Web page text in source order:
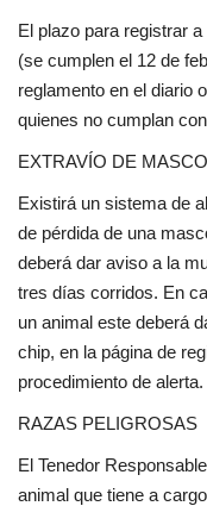
El plazo para registrar
(se cumplen el 12 de
reglamento en el diario
quienes no cumplan
EXTRAVÍO DE
Existirá un sistema de
de pérdida de una
deberá dar aviso a la
tres días corridos. En
un animal este deberá
chip, en la página de
procedimiento de alerta.
RAZAS PELIGROSAS
El Tenedor
animal que tiene a